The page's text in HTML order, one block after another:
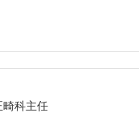
畸科主任